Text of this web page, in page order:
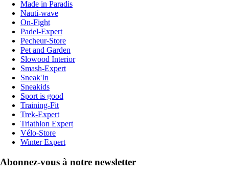
Made in Paradis
Nauti-wave
On-Fight
Padel-Expert
Pecheur-Store
Pet and Garden
Slowood Interior
Smash-Expert
Sneak'In
Sneakids
Sport is good
Training-Fit
Trek-Expert
Triathlon Expert
Vélo-Store
Winter Expert
Abonnez-vous à notre newsletter